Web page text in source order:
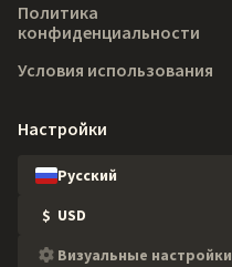
Политика
конфиденциальности
Условия использования
Настройки
Русский
$ USD
Визуальные настройки